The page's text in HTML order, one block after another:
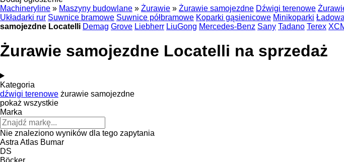
Machineryline » Maszyny budowlane » Żurawie » Żurawie samojezdne Dźwigi terenowe
Układarki rur Suwnice bramowe Suwnice półbramowe Koparki gąsienicowe Minikoparki
samojezdne Locatelli Demag Grove Liebherr LiuGong Mercedes-Benz Sany Tadano Terex
Żurawie samojezdne Locatelli na sprzedaż
Kategoria
dźwigi terenowe żurawie samojezdne
pokaż wszystkie
Marka
Nie znaleziono wyników dla tego zapytania
Astra Atlas Bumar
DS
Böcker